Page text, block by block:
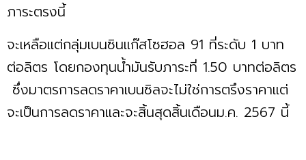
ภาระตรงนี้
จะเหลือแต่กลุ่มเบนซินแก๊สโซฮอล 91 ที่ระดับ 1 บาท
ต่อลิตร โดยกองทุนน้ำมันรับภาระที่ 1.50 บาทต่อลิตร
ซึ่งมาตรการลดราคาเบนซิลจะไม่ใช่การตรึงราคาแต่
จะเป็นการลดราคาและจะสิ้นสุดสิ้นเดือนม.ค. 2567 นี้